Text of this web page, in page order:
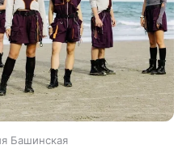
Башинская